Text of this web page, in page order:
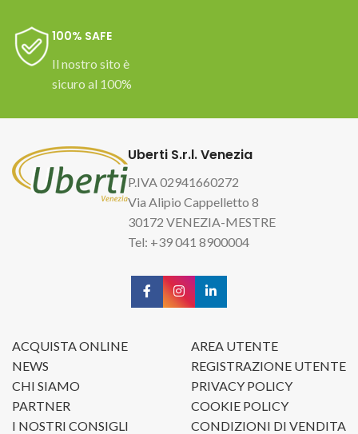
100% SAFE
Il nostro sito è
sicuro al 100%
Uberti S.r.l. Venezia
P.IVA 02941660272
Via Alipio Cappelletto 8
30172 VENEZIA-MESTRE
Tel: +39 041 8900004
ACQUISTA ONLINE
NEWS
CHI SIAMO
PARTNER
I NOSTRI CONSIGLI
AREA UTENTE
REGISTRAZIONE UTENTE
PRIVACY POLICY
COOKIE POLICY
CONDIZIONI DI VENDITA